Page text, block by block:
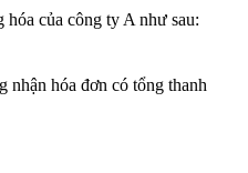
của công ty A như sau:
nhận hóa đơn có tổng thanh